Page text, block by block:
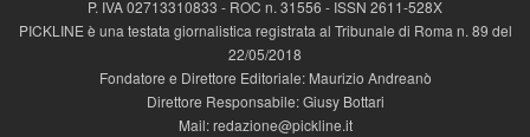
P. IVA 02713310833 - ROC n. 31556 - ISSN 2611-528X
PICKLINE è una testata giornalistica registrata al Tribunale di Roma n. 89 del
22/05/2018
Fondatore e Direttore Editoriale: Maurizio Andreanò
Direttore Responsabile: Giusy Bottari
Mail: redazione@pickline.it